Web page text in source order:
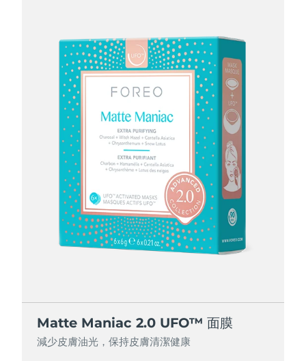
Matte Maniac 2.0 UFO™ 面膜
減少皮膚油光，保持皮膚清潔健康
Matte Maniac 2.0 UFO™ 面膜
減少皮膚油光，保持皮膚清潔健康
Matte Maniac 2.0 UFO™ 面膜
減少皮膚油光，保持皮膚清潔健康
Matte Maniac 2.0 UFO™ 面膜
減少皮膚油光，保持皮膚清潔健康